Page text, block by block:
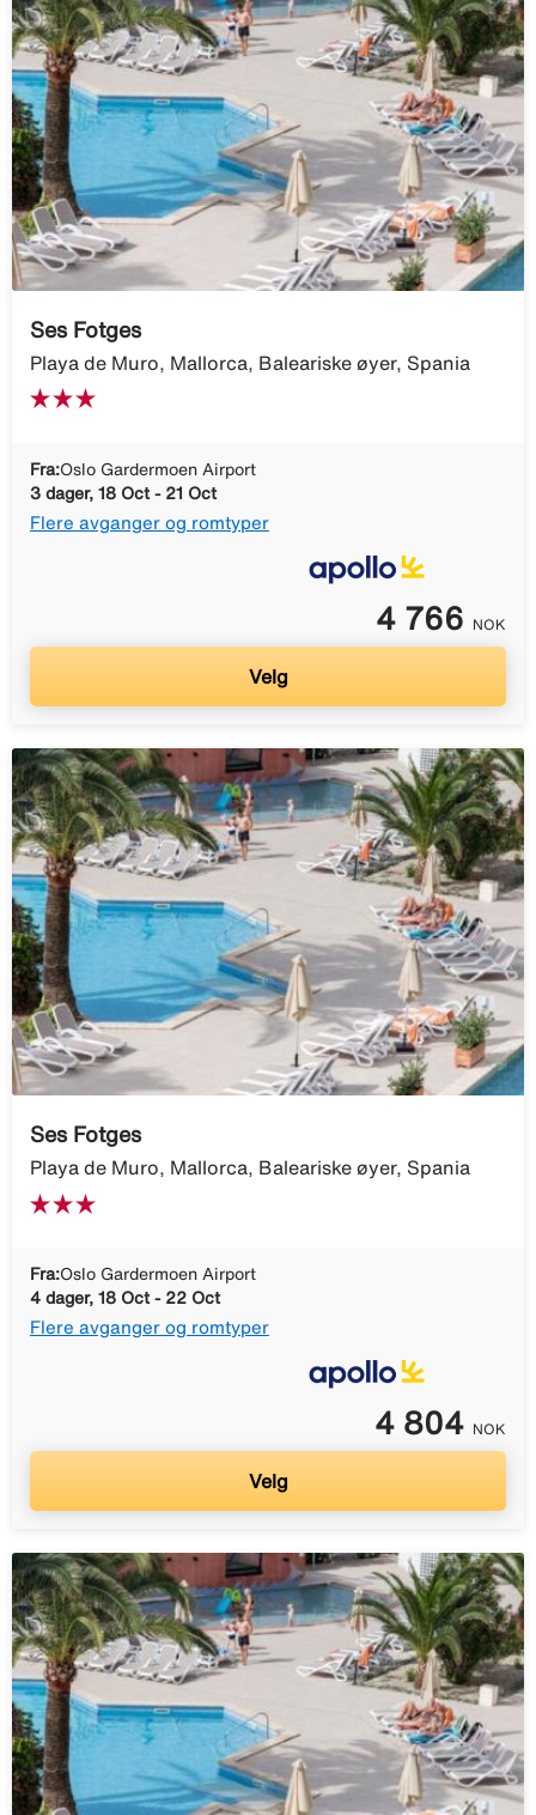
Ses Fotges
Playa de Muro, Mallorca, Baleariske øyer, Spania
Fra:Oslo Gardermoen Airport
3 dager, 18 Oct - 21 Oct
Flere avganger og romtyper
4 766 NOK
Velg
Ses Fotges
Playa de Muro, Mallorca, Baleariske øyer, Spania
Fra:Oslo Gardermoen Airport
4 dager, 18 Oct - 22 Oct
Flere avganger og romtyper
4 804 NOK
Velg